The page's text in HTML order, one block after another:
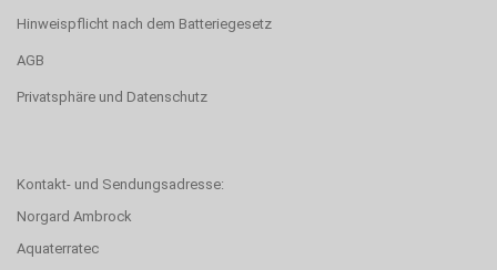
Hinweispflicht nach dem Batteriegesetz
AGB
Privatsphäre und Datenschutz
Kontakt- und Sendungsadresse:
Norgard Ambrock
Aquaterratec